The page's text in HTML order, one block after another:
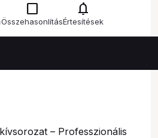
check_box_outline_blank
Összehasonlítás
notifications
Értesítések
– Professzionális